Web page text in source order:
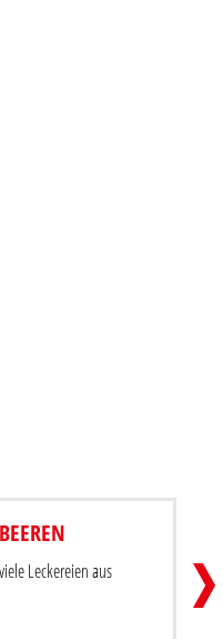
Leckereien aus